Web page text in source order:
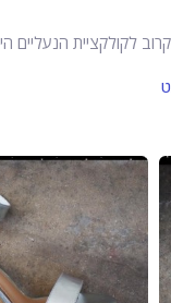
לקולקציית הנעליים